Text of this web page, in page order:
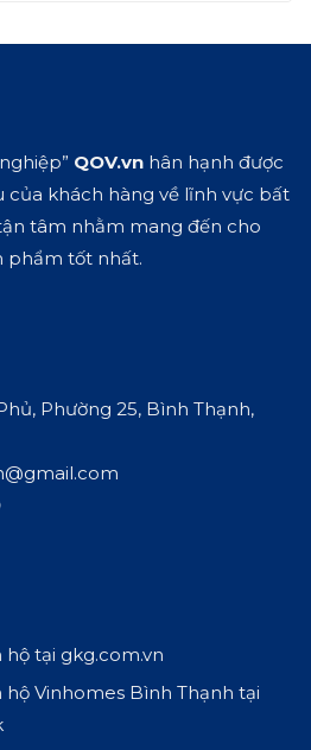
QOV.vn hân hạnh được
của khách hàng về lĩnh vực bất
tâm nhằm mang đến cho
phẩm tốt nhất.
Phường 25, Bình Thạnh,
hộ tại gkg.com.vn
Vinhomes Bình Thạnh tại